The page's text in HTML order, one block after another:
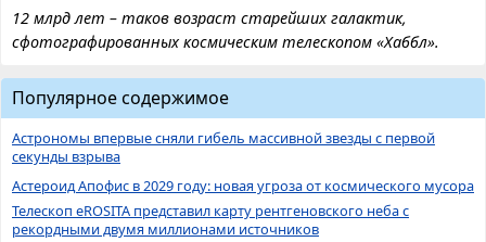
12 млрд лет – таков возраст старейших галактик,
сфотографированных космическим телескопом «Хаббл».
Популярное содержимое
Астрономы впервые сняли гибель массивной звезды с первой
секунды взрыва
Астероид Апофис в 2029 году: новая угроза от космического мусора
Телескоп eROSITA представил карту рентгеновского неба с
рекордными двумя миллионами источников